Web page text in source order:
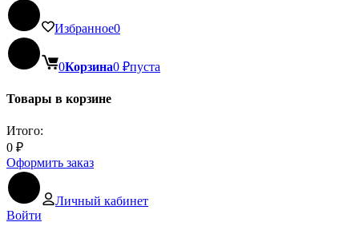
Избранное0
0Корзина0 ₽пуста
Товары в корзине
Итого:
0 ₽
Оформить заказ
Личный кабинет
Войти